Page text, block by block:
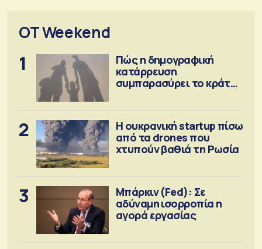
OT Weekend
1
Πώς η δημογραφική
κατάρρευση
συμπαρασύρει το κράτος
2
Η ουκρανική startup πίσω
από τα drones που
χτυπούν βαθιά τη Ρωσία
3
Μπάρκιν (Fed): Σε
αδύναμη ισορροπία η
αγορά εργασίας